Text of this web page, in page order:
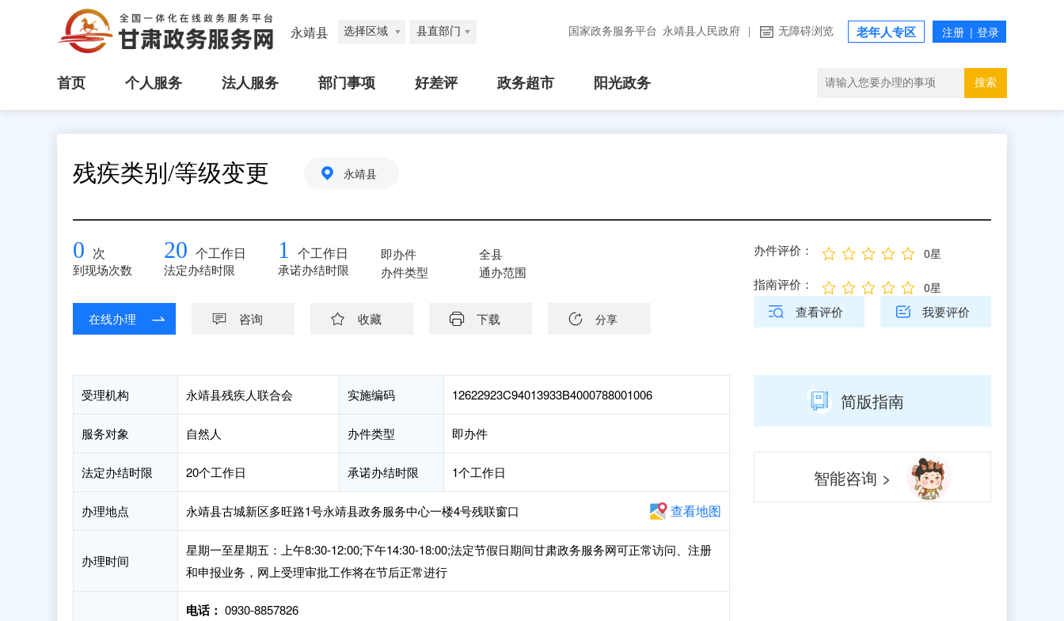
永靖县 选择区域 县直部门 国家政务服务平台 永靖县人民政府 无障碍浏览 老年人专区
首页 个人服务 法人服务 部门事项 好差评 政务超市 阳光政务 搜索
残疾类别/等级变更 永靖县
0 次
到现场次数
20 个工作日
法定办结时限
1 个工作日
承诺办结时限
即办件
办件类型
全县
通办范围
在线办理 咨询 收藏 下载 分享
办件评价： 0星
指南评价： 0星
查看评价 我要评价
受理机构 永靖县残疾人联合会 实施编码 12622923C94013933B4000788001006
服务对象 自然人 办件类型 即办件
法定办结时限 20个工作日 承诺办结时限 1个工作日
办理地点 永靖县古城新区多旺路1号永靖县政务服务中心一楼4号残联窗口 查看地图
办理时间
星期一至星期五：上午8:30-12:00;下午14:30-18:00;法定节假日期间甘肃政务服务网可正常访问、注册
和申报业务，网上受理审批工作将在节后正常进行
电话： 0930-8857826
简版指南
智能咨询 >